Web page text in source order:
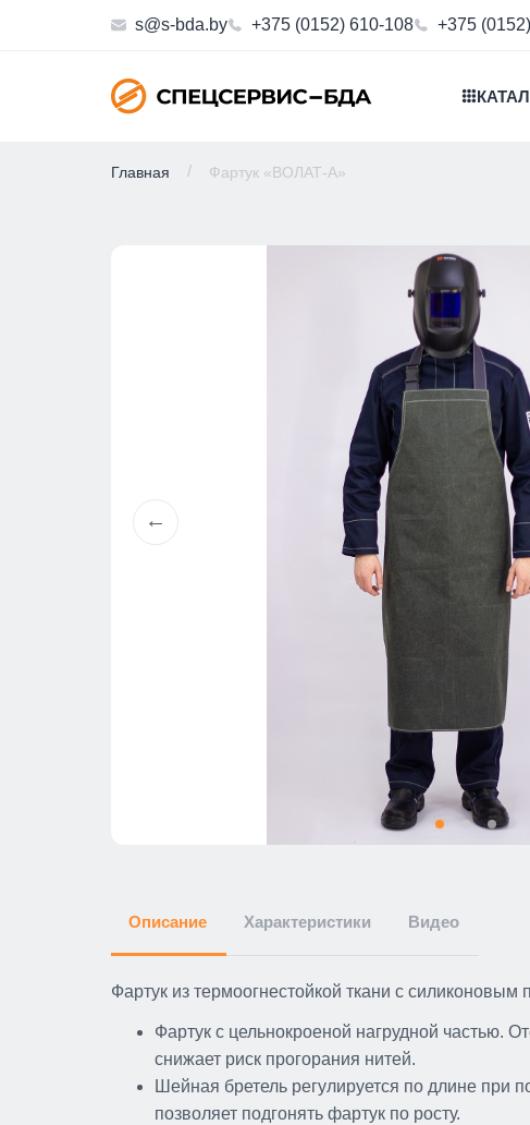
s@s-bda.by +375 (0152) 610-108 +375
Главная Фартук «ВОЛАТ-А»
Описание Характеристики Видео
Фартук из термоогнестойкой ткани с силиконовым
Фартук с цельнокроеной нагрудной частью.
снижает риск прогорания нитей.
Шейная бретель регулируется по длине при
позволяет подгонять фартук по росту.